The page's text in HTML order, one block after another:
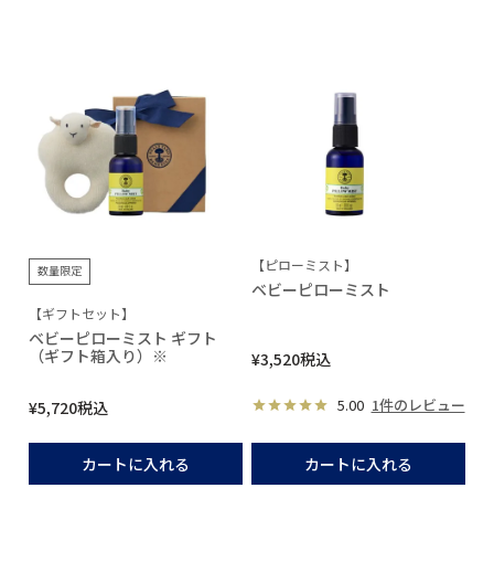
数量限定
【ギフトセット】
ベビーピローミスト ギフト
（ギフト箱入り）※
¥5,720税込
カートに入れる
【ピローミスト】
ベビーピローミスト
¥3,520税込
5.00 1件のレビュー
カートに入れる